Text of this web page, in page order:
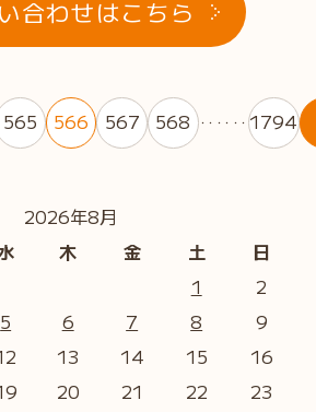
合わせはこちら
565 566 567 568 ・・・・・・ 1794
2026年8月
木 金 土 日
1
2
5 6 7 8
9
13 14 15
16
20 21 22
23